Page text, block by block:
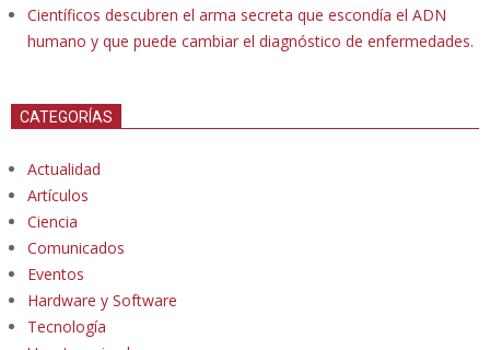
Científicos descubren el arma secreta que escondía el ADN
humano y que puede cambiar el diagnóstico de enfermedades.
CATEGORÍAS
Actualidad
Artículos
Ciencia
Comunicados
Eventos
Hardware y Software
Tecnología